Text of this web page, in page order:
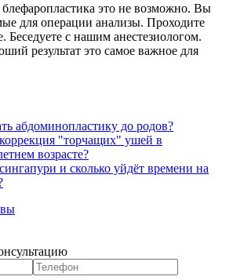
это не возможно. Вы
для операции анализы. Проходите
Беседуете с нашим анестезиологом.
результат это самое важное для
абдоминопластику до родов?
"торчащих" ушей в
возрасте?
и сколько уйдёт времени на